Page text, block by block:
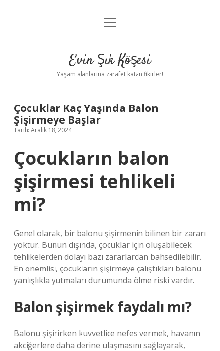
Anasayfa
Yasal Uyarı
menüyü
Evin Şık Köşesi
Yaşam alanlarına zarafet katan fikirler!
Çocuklar Kaç Yaşında Balon
Şişirmeye Başlar
Tarih: Aralık 18, 2024
Çocukların balon
şişirmesi tehlikeli
mi?
Genel olarak, bir balonu şişirmenin bilinen bir zararı
yoktur. Bunun dışında, çocuklar için oluşabilecek
tehlikelerden dolayı bazı zararlardan bahsedilebilir.
En önemlisi, çocukların şişirmeye çalıştıkları balonu
yanlışlıkla yutmaları durumunda ölme riski vardır.
Balon şişirmek faydalı mı?
Balonu şişirirken kuvvetlice nefes vermek, havanın
akciğerlere daha derine ulaşmasını sağlayarak,